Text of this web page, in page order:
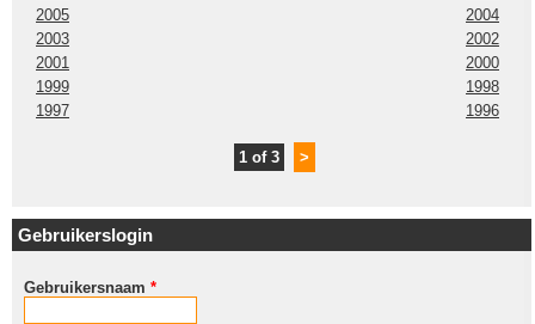
2005
2004
2003
2002
2001
2000
1999
1998
1997
1996
1 of 3 >
Gebruikerslogin
Gebruikersnaam *